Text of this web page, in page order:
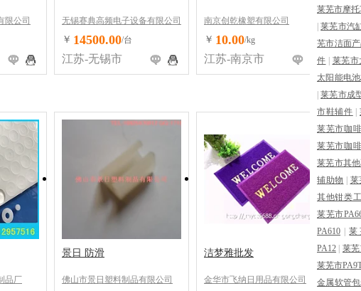
限公司 无锡赛典高频电子设备有限公司
￥ 14500.00/台
江苏-无锡市
南京创乾橡塑有限公司
￥ 10.00/kg
江苏-南京市
品厂
景日 防滑
佛山市景日塑料制品有限公司
洁梦雅批发
金华市飞纳日用品有限公司
莱芜市摩
莱芜市汽
芜市洁面
件
莱芜
太阳能电
莱芜市成
市鞋辅件
莱芜市咖
莱芜市咖
莱芜市其
辅助物
莱
其他钳类
莱芜市
PA610
莱
PA12
莱
莱芜市
金属软管